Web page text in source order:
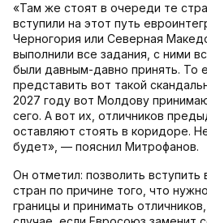
«Там же стоят в очереди те
вступили на этот путь
Черногория или Северная
выполнили все задания, с ними
были давным-давно принять. То
представить вот такой
2027 году вот Молдову
сего. А вот их, отличников
оставляют стоять в коридоре.
будет», — пояснил Митрофанов.
Он отметил: позволить вступить
стран по причине того, что
границы и принимать